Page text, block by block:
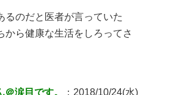
るのだと医者が言っていた
から健康な生活をしろってさ
涙目です。
：2018/10/24(水)